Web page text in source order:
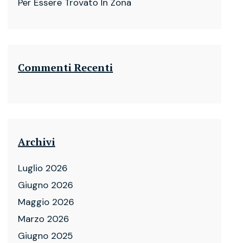
Per Essere Trovato In Zona
Commenti Recenti
Archivi
Luglio 2026
Giugno 2026
Maggio 2026
Marzo 2026
Giugno 2025